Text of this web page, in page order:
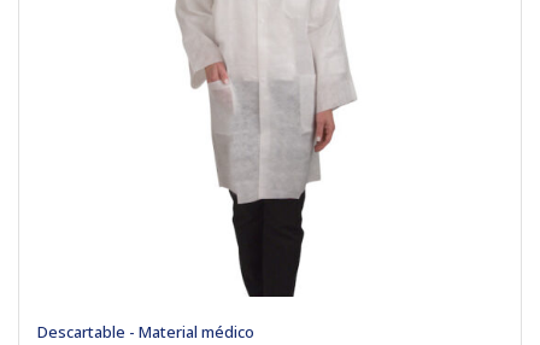
Descartable - Material médico